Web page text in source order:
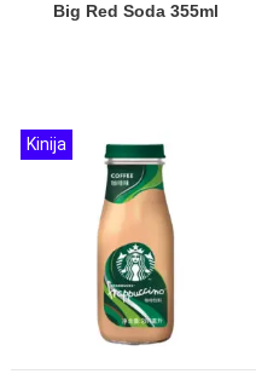
Big Red Soda 355ml
Kinija